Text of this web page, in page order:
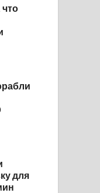
для